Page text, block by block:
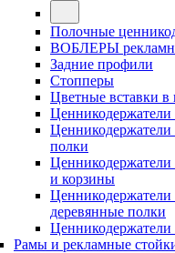
Полочные
ВОБЛЕРЫ
Задние профили
Стопперы
Цветные вставки в
полки
Ценникодержатели
и корзины
Ценникодержатели
деревянные полки
Ценникодержатели
Рамы и рекламные